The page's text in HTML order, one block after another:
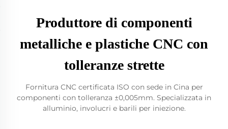
Produttore di componenti
metalliche e plastiche CNC con
tolleranze strette
Fornitura CNC certificata ISO con sede in Cina per
componenti con tolleranza ±0,005mm. Specializzata in
alluminio, involucri e barili per iniezione.